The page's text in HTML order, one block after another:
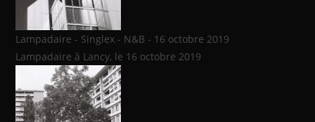
Lampadaire - Singlex - N&B - 16 octobre 2019
Lampadaire à Lancy, le 16 octobre 2019